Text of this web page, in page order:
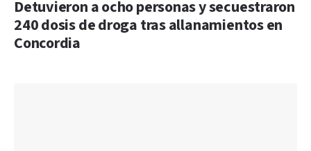
Detuvieron a ocho personas y secuestraron
240 dosis de droga tras allanamientos en
Concordia